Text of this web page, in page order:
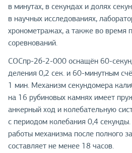
в минутах, в секундах и долях
в научных исследованиях,
хронометражах, а также во время
соревнований.
СОСпр-2б-2-000 оснащён 60-
деления 0,2 сек. и 60-минутным
1 мин. Механизм секундомера
на 16 рубиновых камнях имеет
анкерный ход и колебательную
с периодом колебания 0,4
работы механизма после полного
составляет не менее 18 часов.